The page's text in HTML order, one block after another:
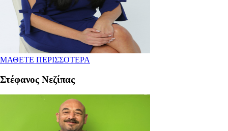
ΜΑΘΕΤΕ ΠΕΡΙΣΣΟΤΕΡΑ
Στέφανος Νεζίπας